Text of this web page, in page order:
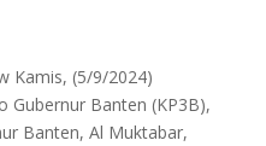
Kamis, (5/9/2024)
Gubernur Banten (KP3B),
Banten, Al Muktabar,